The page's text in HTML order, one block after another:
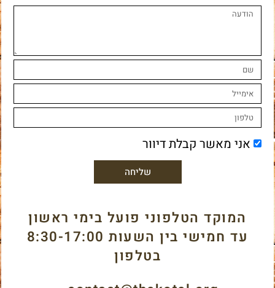
אני מאשר קבלת דיוור
שליחה
המוקד הטלפוני פועל בימי ראשון
עד חמישי בין השעות 8:30-17:00
בטלפון